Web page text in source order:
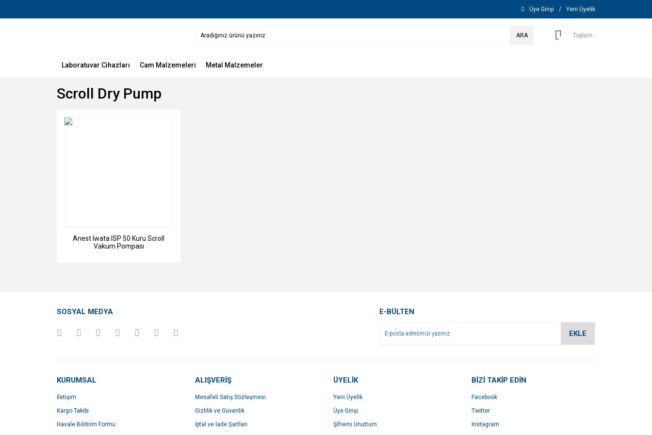
Üye Girişi / Yeni Üyelik
ARA Toplam -
Laboratuvar Cihazları Cam Malzemeleri Metal Malzemeler
Scroll Dry Pump
Anest Iwata ISP 50 Kuru Scroll
Vakum Pompası
SOSYAL MEDYA E-BÜLTEN
EKLE
KURUMSAL
İletişim
Kargo Takibi
Havale Bildirim Formu
ALIŞVERİŞ
Mesafeli Satış Sözleşmesi
Gizlilik ve Güvenlik
İptal ve İade Şartları
ÜYELİK
Yeni Üyelik
Üye Girişi
Şifremi Unuttum
BİZİ TAKİP EDİN
Facebook
Twitter
Instagram